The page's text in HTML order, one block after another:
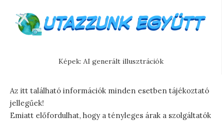
Képek: AI generált illusztrációk
Az itt található információk minden esetben tájékoztató
jellegűek!
Emiatt előfordulhat, hogy a tényleges árak a szolgáltatók